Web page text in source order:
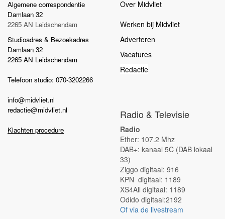
Algemene correspondentie
Damlaan 32
2265 AN Leidschendam
Studioadres & Bezoekadres
Damlaan 32
2265 AN Leidschendam
Telefoon studio: 070-3202266
info@midvliet.nl
redactie@midvliet.nl
Klachten procedure
Over Midvliet
Werken bij Midvliet
Adverteren
Vacatures
Redactie
Radio & Televisie
Radio
Ether: 107.2 Mhz
DAB+: kanaal 5C (DAB lokaal
33)
Ziggo digitaal: 916
KPN digitaal: 1189
XS4All digitaal: 1189
Odido digitaal:2192
Of via de livestream